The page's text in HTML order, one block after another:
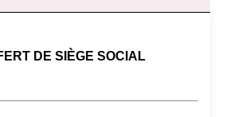
DE SIÈGE SOCIAL